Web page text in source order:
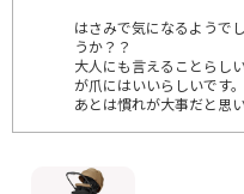
はさみで気になるようで
うか？？
大人にも言えることらし
が爪にはいいらしいです。
あとは慣れが大事だと思い